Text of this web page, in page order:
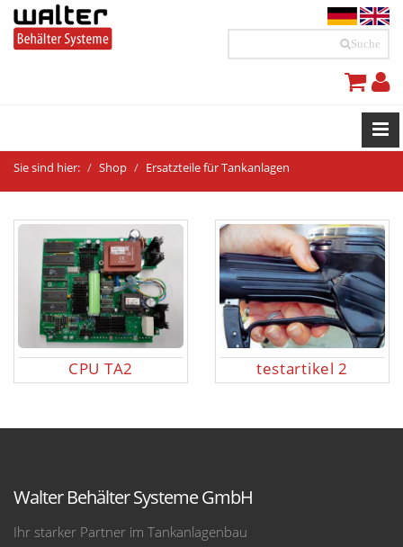
Suche
Sie sind hier: Shop Ersatzteile für Tankanlagen
CPU TA2 testartikel 2
Walter Behälter Systeme GmbH
Ihr starker Partner im Tankanlagenbau